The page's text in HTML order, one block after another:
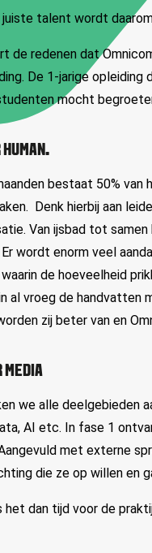
talent wordt
de redenen dat
De 1-jarige
mocht
HUMAN.
bestaat 50% van
Denk hierbij aan
Van ijsbad tot
wordt enorm veel
de hoeveelheid
al vroeg de handvatten
zij beter van en
MEDIA
we alle deelgebieden
AI etc. In fase 1
met externe
die ze op willen en
het dan tijd voor de